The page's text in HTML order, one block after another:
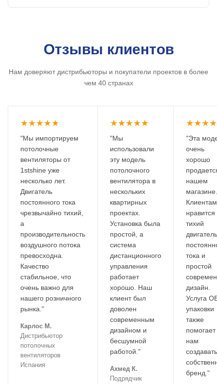
Отзывы клиентов
Нам доверяют дистрибьюторы и покупатели проектов в более
чем 40 странах
★★★★★
"Мы импортируем
потолочные
вентиляторы от
1stshine уже
несколько лет.
Двигатель
постоянного тока
чрезвычайно тихий,
а
производительность
воздушного потока
превосходна.
Качество
стабильное, что
очень важно для
нашего розничного
рынка."
Карлос М.
Дистрибьютор
потолочных
вентиляторов
Испания
★★★★★
"Мы
использовали
эту модель
потолочного
вентилятора в
нескольких
квартирных
проектах.
Установка была
простой, а
система
дистанционного
управления
работает
хорошо. Наш
клиент был
доволен
современным
дизайном и
бесшумной
работой."
Ахмед К.
Подрядчик
"Эта
очень
хорошо
нашем
магазине.
Клиентам
нравится
тихий
двигатель
тока и
простой
дизайн.
Услуга
упаковки
также
помогает
нам
создавать
бренд."